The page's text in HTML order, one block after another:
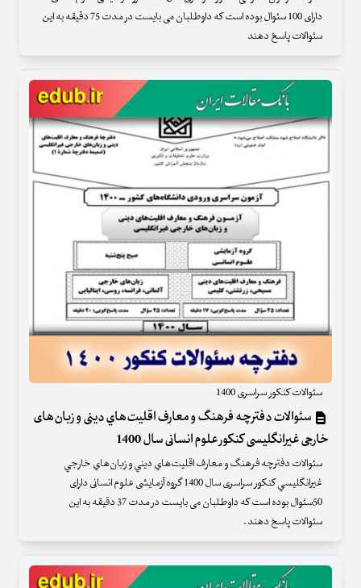
دارای 100 سئوال بوده است که داوطلبان می بایست در مدت 75 دقیقه به این
سئوالات پاسخ دهند
سئوالات کنکور سراسری 1400
سئوالات دفترچه فرهنگ و معارف اقليت‌هاي دينی و زبان‌های
خارجی غيرانگليسی کنکور علوم انسانی سال 1400
سئوالات دفترچه فرهنگ و معارف اقليت‌هاي ديني و زبان‌هاي خارجي
غيرانگليسي کنکور سراسری سال 1400 گروه آزمایشی علوم انسانی دارای
50سئوال بوده است که داوطلبان می بایست در مدت 37 دقیقه به این
سئوالات پاسخ دهند .